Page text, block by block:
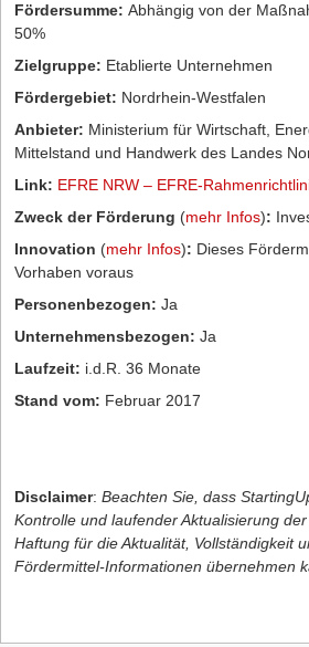
Fördersumme: Abhängig von der
50%
Zielgruppe: Etablierte Unternehmen
Fördergebiet: Nordrhein-Westfalen
Anbieter: Ministerium für Wirtschaft,
Mittelstand und Handwerk des Landes
Link: EFRE NRW – EFRE-
Zweck der Förderung (mehr Infos):
Innovation (mehr Infos): Dieses
Vorhaben voraus
Personenbezogen: Ja
Unternehmensbezogen: Ja
Laufzeit: i.d.R. 36 Monate
Stand vom: Februar 2017
Disclaimer: Beachten Sie, dass
Kontrolle und laufender Aktualisierung
Haftung für die Aktualität, Vollständigkeit
Fördermittel-Informationen übernehmen